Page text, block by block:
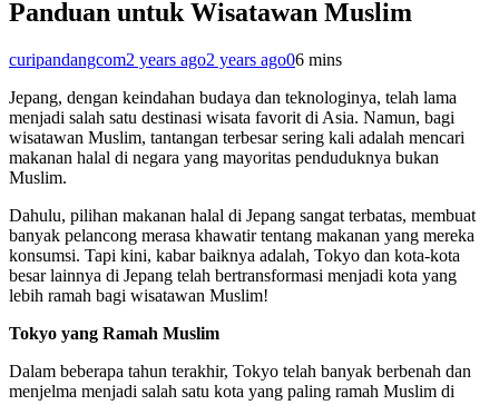
Panduan untuk Wisatawan Muslim
curipandangcom2 years ago2 years ago06 mins
Jepang, dengan keindahan budaya dan teknologinya, telah lama
menjadi salah satu destinasi wisata favorit di Asia. Namun, bagi
wisatawan Muslim, tantangan terbesar sering kali adalah mencari
makanan halal di negara yang mayoritas penduduknya bukan
Muslim.
Dahulu, pilihan makanan halal di Jepang sangat terbatas, membuat
banyak pelancong merasa khawatir tentang makanan yang mereka
konsumsi. Tapi kini, kabar baiknya adalah, Tokyo dan kota-kota
besar lainnya di Jepang telah bertransformasi menjadi kota yang
lebih ramah bagi wisatawan Muslim!
Tokyo yang Ramah Muslim
Dalam beberapa tahun terakhir, Tokyo telah banyak berbenah dan
menjelma menjadi salah satu kota yang paling ramah Muslim di